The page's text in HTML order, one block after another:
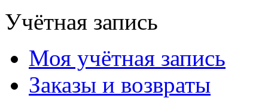
Учётная запись
Моя учётная запись
Заказы и возвраты